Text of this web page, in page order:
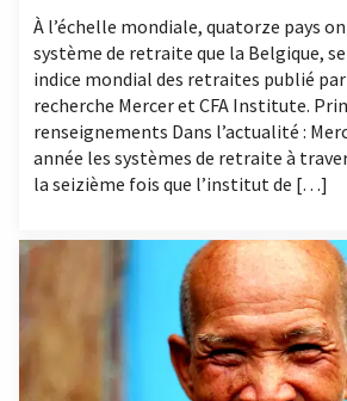
À l’échelle mondiale, quatorze pays
système de retraite que la Belgique,
indice mondial des retraites publié
recherche Mercer et CFA Institute.
renseignements Dans l’actualité :
année les systèmes de retraite à
la seizième fois que l’institut de […]